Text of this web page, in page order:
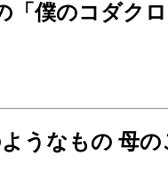
僕のコダク
うなもの 母